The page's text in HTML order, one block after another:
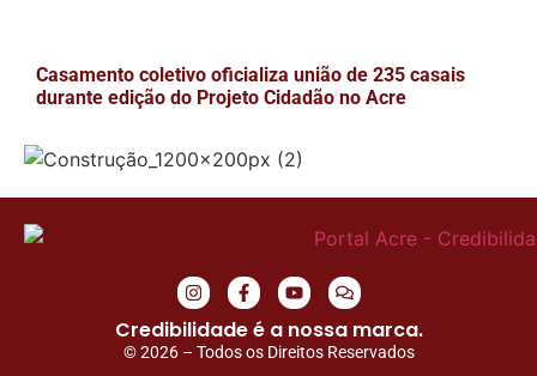
Casamento coletivo oficializa união de 235 casais
durante edição do Projeto Cidadão no Acre
Credibilidade é a nossa marca.
© 2026 – Todos os Direitos Reservados